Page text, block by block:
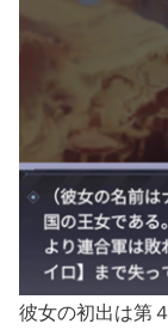
彼女の初出は第